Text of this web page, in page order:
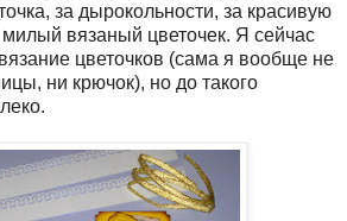
за дырокольности, за красивую
милый вязаный цветочек. Я сейчас
цветочков (сама я вообще не
ни крючок), но до такого